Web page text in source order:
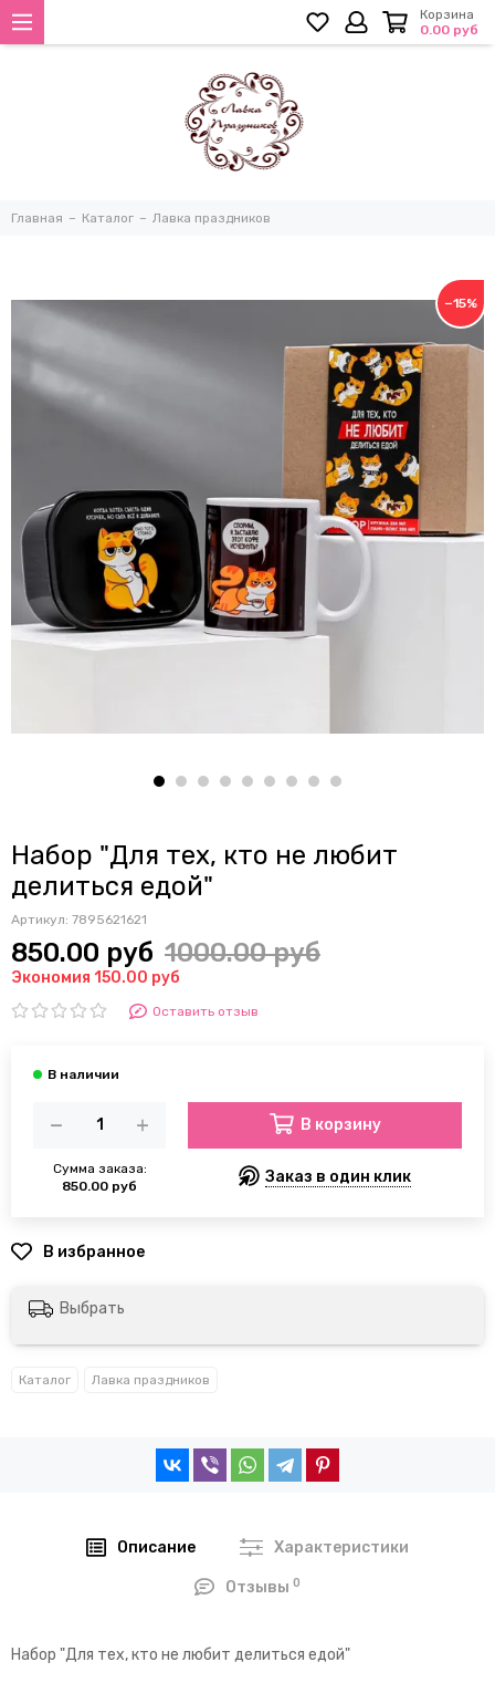
Корзина
0.00 руб
Главная Каталог Лавка праздников
−15%
Набор "Для тех, кто не любит
делиться едой"
Артикул: 7895621621
850.00 руб 1000.00 руб
Экономия 150.00 руб
Оставить отзыв
Сумма заказа:
850.00 руб
В корзину
Заказ в один клик
Выбрать
Каталог Лавка праздников
Описание Характеристики
Отзывы0
Набор "Для тех, кто не любит делиться едой"